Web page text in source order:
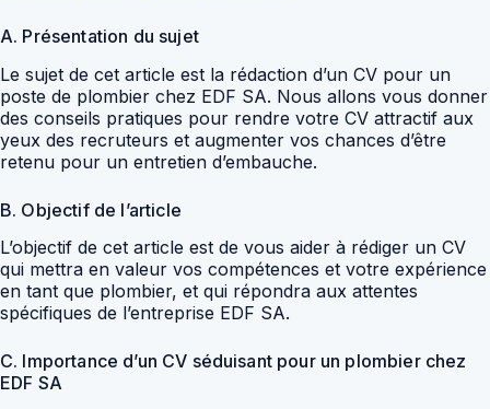
A. Présentation du sujet
Le sujet de cet article est la rédaction d’un CV pour un
poste de plombier chez EDF SA. Nous allons vous donner
des conseils pratiques pour rendre votre CV attractif aux
yeux des recruteurs et augmenter vos chances d’être
retenu pour un entretien d’embauche.
B. Objectif de l’article
L’objectif de cet article est de vous aider à rédiger un CV
qui mettra en valeur vos compétences et votre expérience
en tant que plombier, et qui répondra aux attentes
spécifiques de l’entreprise EDF SA.
C. Importance d’un CV séduisant pour un plombier chez
EDF SA